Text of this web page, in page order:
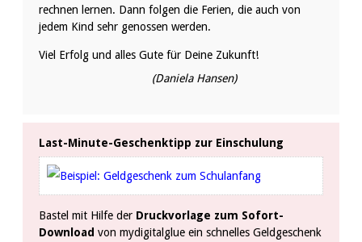
rechnen lernen. Dann folgen die Ferien, die auch von
jedem Kind sehr genossen werden.
Viel Erfolg und alles Gute für Deine Zukunft!
(Daniela Hansen)
Last-Minute-Geschenktipp zur Einschulung
Bastel mit Hilfe der Druckvorlage zum Sofort-
Download von mydigitalglue ein schnelles Geldgeschenk